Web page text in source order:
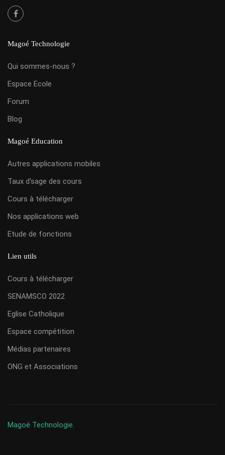
Magoé Technologie
Qui sommes-nous ?
Espace Ecole
Forum
Blog
Magoé Education
Autres applications mobiles
Taux d'sage des cours
Cours à télécharger
Nos applications web
Etude de fonctions
Lien utils
Cours à télécharger
SENAMSCO 2022
Eglise Catholique
Espace compétition
Médias partenaires
ONG et Associations
Magoé Technologie.